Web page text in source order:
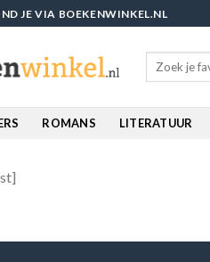
JE VIA BOEKENWINKEL.NL
Search
ROMANS LITERATUUR